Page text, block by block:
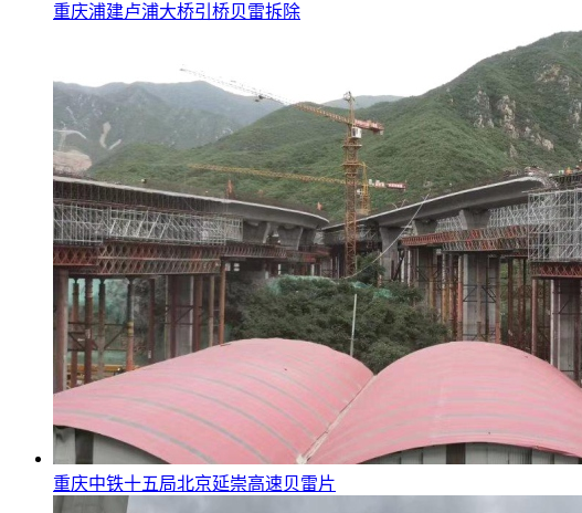
重庆浦建卢浦大桥引桥贝雷拆除
重庆中铁十五局北京延崇高速贝雷片